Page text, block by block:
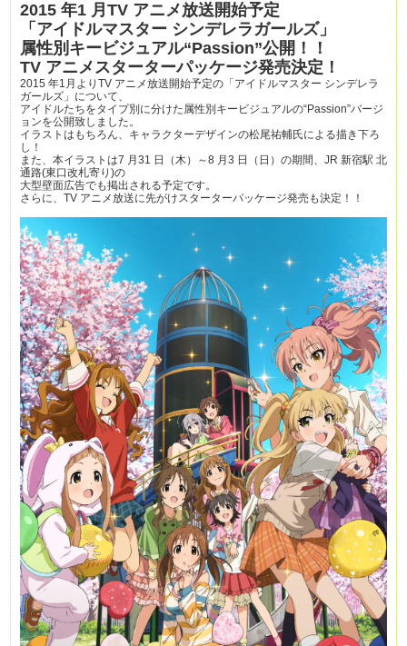
2015 年1 月TV アニメ放送開始予定
「アイドルマスター シンデレラガールズ」
属性別キービジュアル“Passion”公開！！
TV アニメスターターパッケージ発売決定！
2015 年1月よりTV アニメ放送開始予定の「アイドルマスター シンデレラ
ガールズ」について、
アイドルたちをタイプ別に分けた属性別キービジュアルの“Passion”バージ
ョンを公開致しました。
イラストはもちろん、キャラクターデザインの松尾祐輔氏による描き下ろ
し！
また、本イラストは7 月31 日（木）～8 月3 日（日）の期間、JR 新宿駅 北
通路(東口改札寄り)の
大型壁面広告でも掲出される予定です。
さらに、TV アニメ放送に先がけスターターパッケージ発売も決定！！